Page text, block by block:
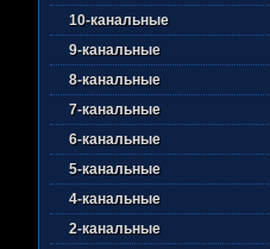
10-канальные
9-канальные
8-канальные
7-канальные
6-канальные
5-канальные
4-канальные
2-канальные